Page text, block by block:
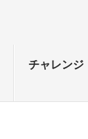
チャレンジ